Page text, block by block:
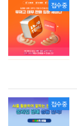
접수중
접수중